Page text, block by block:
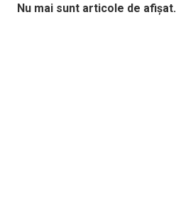
Nu mai sunt articole de afișat.